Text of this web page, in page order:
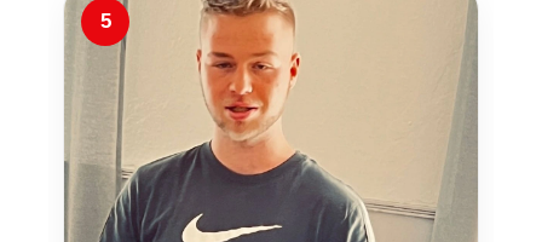
5